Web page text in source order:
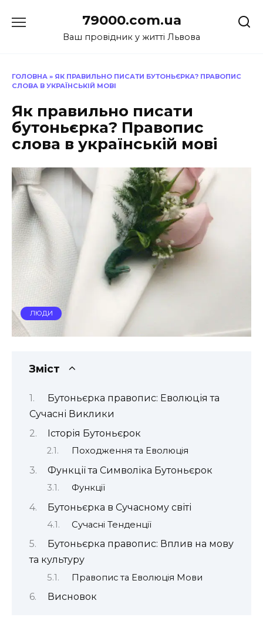
до
79000.com.ua
Ваш провідник у житті Львова
ГОЛОВНА » ЯК ПРАВИЛЬНО ПИСАТИ БУТОНЬЄРКА? ПРАВОПИС
СЛОВА В УКРАЇНСЬКІЙ МОВІ
Як правильно писати
бутоньєрка? Правопис
слова в українській мові
ЛЮДИ
Зміст
Бутоньєрка правопис: Еволюція та
Сучасні Виклики
Історія Бутоньєрок
Походження та Еволюція
Функції та Символіка Бутоньєрок
Функції
Бутоньєрка в Сучасному світі
Сучасні Тенденції
Бутоньєрка правопис: Вплив на мову
та культуру
Правопис та Еволюція Мови
Висновок